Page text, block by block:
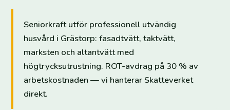
Seniorkraft utför professionell utvändig
husvård i Grästorp: fasadtvätt, taktvätt,
marksten och altantvätt med
högtrycksutrustning. ROT-avdrag på 30 % av
arbetskostnaden — vi hanterar Skatteverket
direkt.